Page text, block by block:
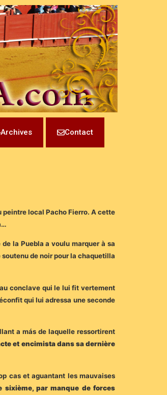
Archives Contact
peintre local Pacho Fierro. A cette
la Puebla a voulu marquer à sa
de noir pour la chaquetilla
conclave qui le lui fit vertement
qui lui adressa une seconde
a más de laquelle ressortirent
et encimista dans sa dernière
cas et aguantant les mauvaises
sixième, par manque de forces